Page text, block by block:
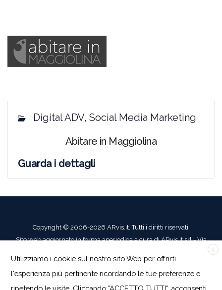
Digital ADV, Social Media Marketing
Abitare in Maggiolina
Guarda i dettagli
Copyright © 2006-2026 ARvis.it. Tutti i diritti riservati.
Sito web aggiornato in forma aperiodica a cura di ARvis.it srl - Via
1135122 Cap. soc. 30.000 euro i.v.
Tutti i marchi riportati appartengono ai legittimi proprietari.
X
Utilizziamo i cookie sul nostro sito Web per offrirti
l'esperienza più pertinente ricordando le tue preferenze e
ripetendo le visite. Cliccando "ACCETTO TUTTI", acconsenti